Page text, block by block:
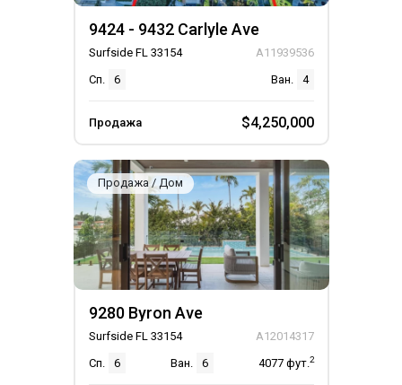
9424 - 9432 Carlyle Ave
Surfside FL 33154
A11939536
Сп.
6 Ван. 4
Продажа $4,250,000
Продажа / Дом
9280 Byron Ave
Surfside FL 33154
A12014317
Сп.
6 Ван. 6 4077 фут.2